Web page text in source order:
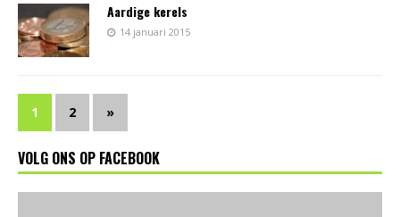
Aardige kerels
14 januari 2015
1 2 »
VOLG ONS OP FACEBOOK